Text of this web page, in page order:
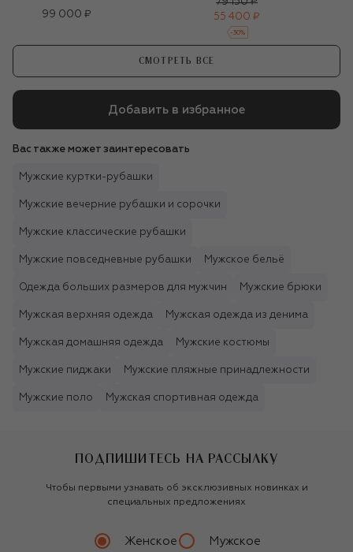
99 000 ₽
79 150 ₽
55 400 ₽
-30%
СМОТРЕТЬ ВСЕ
Добавить в избранное
Вас также может заинтересовать
Мужские куртки-рубашки
Мужские вечерние рубашки и сорочки
Мужские классические рубашки
Мужские повседневные рубашки Мужское бельё
Одежда больших размеров для мужчин Мужские брюки
Мужская верхняя одежда Мужская одежда из денима
Мужская домашняя одежда Мужские костюмы
Мужские пиджаки Мужские пляжные принадлежности
Мужские поло Мужская спортивная одежда
ПОДПИШИТЕСЬ НА РАССЫЛКУ
Чтобы первыми узнавать об эксклюзивных новинках и
специальных предложениях
Женское Мужское